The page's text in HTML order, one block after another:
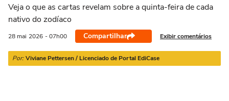
Áries
21/03 a 20/04
Touro
21/04 a 20/05
Gêmeos Câncer
Veja o que as cartas revelam sobre a quinta-feira de cada
nativo do zodíaco
28 mai 2026 - 07h00 Compartilhar Exibir comentários
Por: Viviane Pettersen / Licenciado de Portal EdiCase